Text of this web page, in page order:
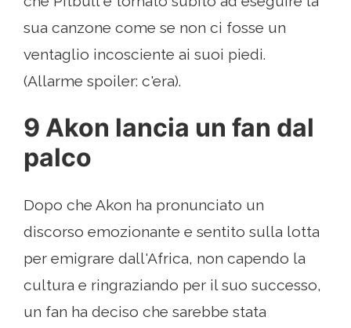
sua canzone come se non ci fosse un
ventaglio incosciente ai suoi piedi.
(Allarme spoiler: c'era).
9 Akon lancia un fan dal
palco
Dopo che Akon ha pronunciato un
discorso emozionante e sentito sulla lotta
per emigrare dall'Africa, non capendo la
cultura e ringraziando per il suo successo,
un fan ha deciso che sarebbe stata